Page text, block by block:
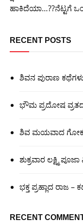
ಹಾಕಿದೆಯಾ…??ನೆಟ್ಟಗೆ
RECENT POSTS
ಶಿವನ ಪುರಾಣ
ಭೌಮ ಪ್ರದೋಷ
ಶಿವ ಮಯವಾದ
ಶುಕ್ರವಾರ ಲಕ್ಷ್ಮಿ
ಭಕ್ತ ಪ್ರಹ್ಲಾದ ರಾಜ –
RECENT